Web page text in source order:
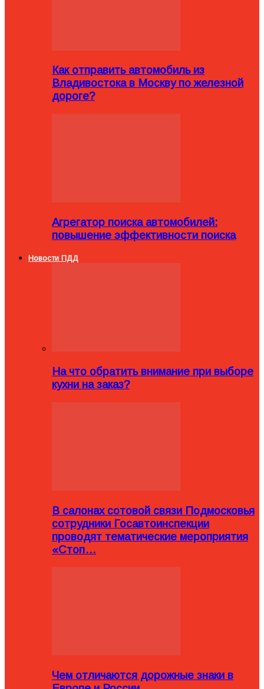
Как отправить автомобиль из
Владивостока в Москву по железной
дороге?
Агрегатор поиска автомобилей:
повышение эффективности поиска
Новости ПДД
На что обратить внимание при выборе
кухни на заказ?
В салонах сотовой связи Подмосковья
сотрудники Госавтоинспекции
проводят тематические мероприятия
«Стоп…
Чем отличаются дорожные знаки в